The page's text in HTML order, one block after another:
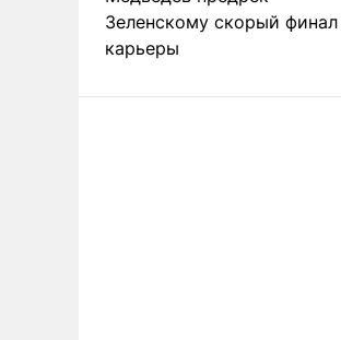
Зеленскому скорый финал
карьеры